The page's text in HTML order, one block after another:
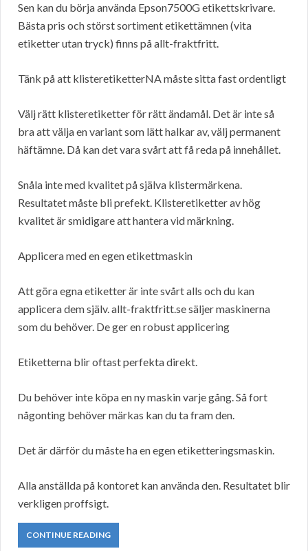
Sen kan du börja använda Epson7500G etikettskrivare.
Bästa pris och störst sortiment etikettämnen (vita
etiketter utan tryck) finns på allt-fraktfritt.
Tänk på att klisteretiketterNA måste sitta fast ordentligt
Välj rätt klisteretiketter för rätt ändamål. Det är inte så
bra att välja en variant som lätt halkar av, välj permanent
häftämne. Då kan det vara svårt att få reda på innehållet.
Snåla inte med kvalitet på själva klistermärkena.
Resultatet måste bli prefekt. Klisteretiketter av hög
kvalitet är smidigare att hantera vid märkning.
Applicera med en egen etikettmaskin
Att göra egna etiketter är inte svårt alls och du kan
applicera dem själv. allt-fraktfritt.se säljer maskinerna
som du behöver. De ger en robust applicering
Etiketterna blir oftast perfekta direkt.
Du behöver inte köpa en ny maskin varje gång. Så fort
någonting behöver märkas kan du ta fram den.
Det är därför du måste ha en egen etiketteringsmaskin.
Alla anställda på kontoret kan använda den. Resultatet blir
verkligen proffsigt.
CONTINUE READING